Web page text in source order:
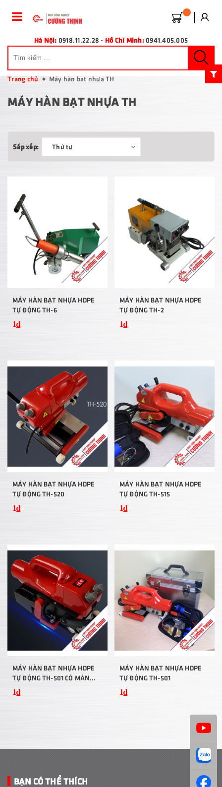
Hà Nội: 0918.11.22.28 - Hồ Chí Minh: 0941.405.005
Trang chủ Máy hàn bạt nhựa TH
MÁY HÀN BẠT NHỰA TH
Sắp xếp: Thứ tự
MÁY HÀN BẠT NHỰA HDPE
TỰ ĐỘNG TH-6
1₫
MÁY HÀN BẠT NHỰA HDPE
TỰ ĐỘNG TH-2
1₫
MÁY HÀN BẠT NHỰA HDPE
TỰ ĐỘNG TH-520
1₫
MÁY HÀN BẠT NHỰA HDPE
TỰ ĐỘNG TH-515
1₫
MÁY HÀN BẠT NHỰA HDPE
TỰ ĐỘNG TH-501 CÓ MÀN
HÌNH HIỂN THỊ
1₫
MÁY HÀN BẠT NHỰA HDPE
TỰ ĐỘNG TH-501
1₫
BẠN CÓ THỂ THÍCH